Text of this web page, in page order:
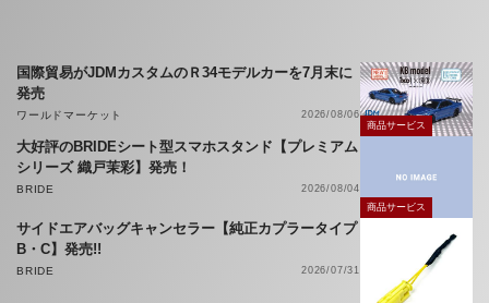
国際貿易がJDMカスタムのＲ34モデルカーを7月末に
発売
ワールドマーケット
2026/08/06
商品サービス
大好評のBRIDEシート型スマホスタンド【プレミアム
シリーズ 織戸茉彩】発売！
BRIDE
2026/08/04
商品サービス
サイドエアバッグキャンセラー【純正カプラータイプ
B・C】発売!!
BRIDE 2026/07/31